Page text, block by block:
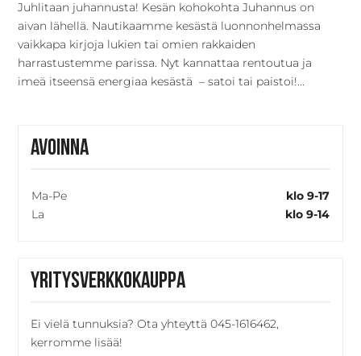
Juhlitaan juhannusta! Kesän kohokohta Juhannus on
aivan lähellä. Nautikaamme kesästä luonnonhelmassa
vaikkapa kirjoja lukien tai omien rakkaiden
harrastustemme parissa. Nyt kannattaa rentoutua ja
imeä itseensä energiaa kesästä – satoi tai paistoi!...
Avoinna
Ma-Pe
klo 9-17
La
klo 9-14
Yritysverkkokauppa
Ei vielä tunnuksia? Ota yhteyttä 045-1616462,
kerromme lisää!